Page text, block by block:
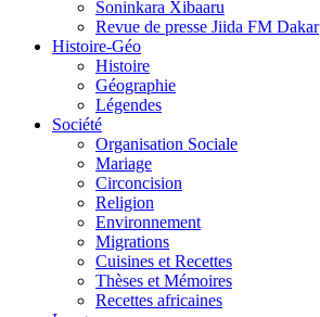
Soninkara Xibaaru
Revue de presse Jiida FM Dakar
Histoire-Géo
Histoire
Géographie
Légendes
Société
Organisation Sociale
Mariage
Circoncision
Religion
Environnement
Migrations
Cuisines et Recettes
Thèses et Mémoires
Recettes africaines